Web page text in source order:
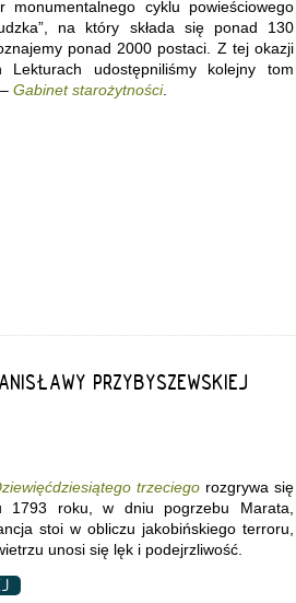
monumentalnego cyklu powieściowego
na który składa się ponad 130
ponad 2000 postaci. Z tej okazji
Lekturach udostępniliśmy kolejny tom
Gabinet starożytności.
PRZYBYSZEWSKIEJ
trzeciego rozgrywa się
1793 roku, w dniu pogrzebu Marata,
stoi w obliczu jakobińskiego terroru,
unosi się lęk i podejrzliwość.